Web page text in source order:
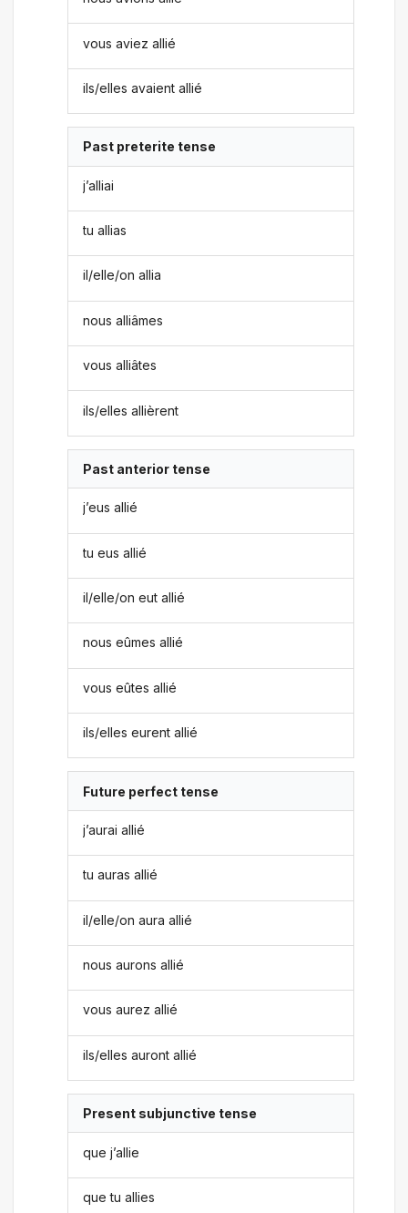
vous aviez allié
ils/elles avaient allié
Past preterite tense
j’alliai
tu allias
il/elle/on allia
nous alliâmes
vous alliâtes
ils/elles allièrent
Past anterior tense
j’eus allié
tu eus allié
il/elle/on eut allié
nous eûmes allié
vous eûtes allié
ils/elles eurent allié
Future perfect tense
j’aurai allié
tu auras allié
il/elle/on aura allié
nous aurons allié
vous aurez allié
ils/elles auront allié
Present subjunctive tense
que j’allie
que tu allies